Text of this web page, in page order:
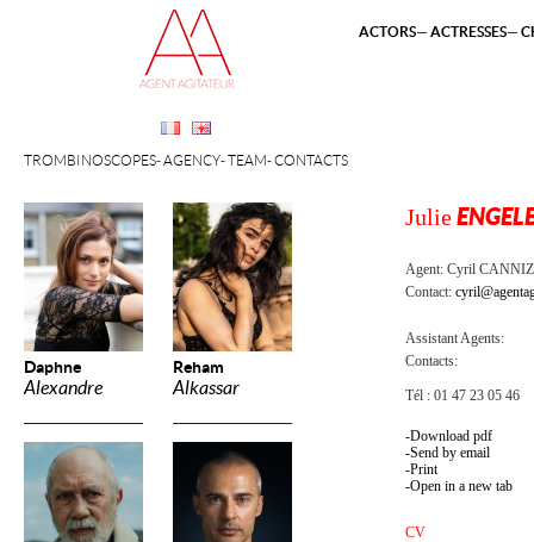
Daphne
Alexandre
Reham
Alkassar
TROMBINOSCOPES AGENCY TEAM CONTACTS
ACTORS ACTRESSES
Julie
Agent: Cyril
Contact:
Assistant Agents:
Contacts:
Tél : 01 47 23 05 46
Download pdf
Send by email
Print
Open in a new tab
CV